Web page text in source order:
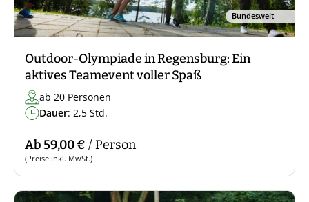
Bundesweit
Outdoor-Olympiade in Regensburg: Ein
aktives Teamevent voller Spaß
ab 20 Personen
Dauer: 2,5 Std.
Ab 59,00 € / Person
(Preise inkl. MwSt.)